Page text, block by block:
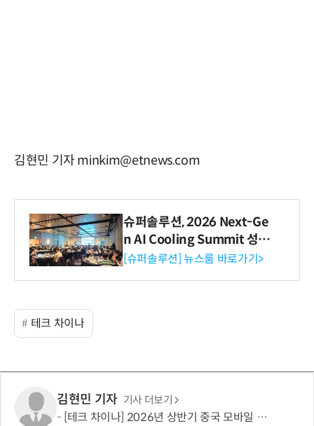
김현민 기자 minkim@etnews.com
슈퍼솔루션, 2026 Next-Ge
n AI Cooling Summit 성황
리 성료
[슈퍼솔루션] 뉴스룸 바로가기>
테크 차이나
김현민 기자 기사 더보기
[테크 차이나] 2026년 상반기 중국 모바일 인터넷 회복세 진입…AI·숏드라마가 성장 견인